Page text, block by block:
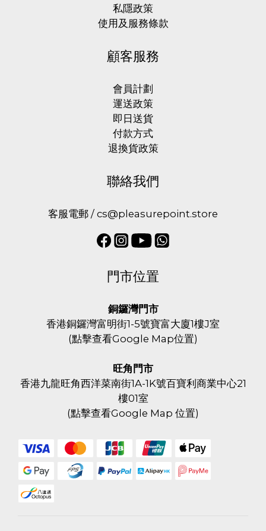
私隱政策
使用及服務條款
顧客服務
會員計劃
運送政策
即日送貨
付款方式
退換貨政策
聯絡我們
客服電郵 / cs@pleasurepoint.store
門市位置
銅鑼灣門市
香港銅鑼灣富明街1-5號寶富大廈1樓J室
(點擊查看Google Map位置)
旺角門市
香港九龍旺角西洋菜南街1A-1K號百寶利商業中心21
樓01室
(點擊查看Google Map 位置)